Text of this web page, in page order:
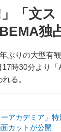
」「文
独
ぶりの大型有
時30分より
る。
ーアカデミア」
カットが公開